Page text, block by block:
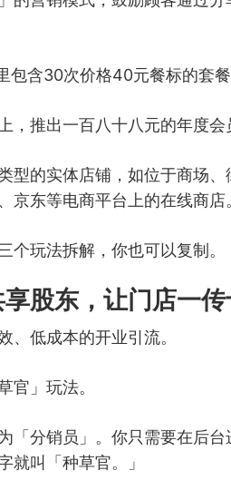
含30次价格40元餐标的套餐
，推出一百八十八元的年度会
型的实体店铺，如位于商场
京东等电商平台上的在线商店
个玩法拆解，你也可以复制。
股东，让门店一
、低成本的开业引流。
官」玩法。
「分销员」。你只需要在后
就叫「种草官。」